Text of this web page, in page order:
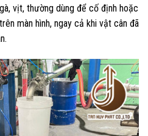
vịt, thường dùng để cố định hoặc
màn hình, ngay cả khi vật cân đã